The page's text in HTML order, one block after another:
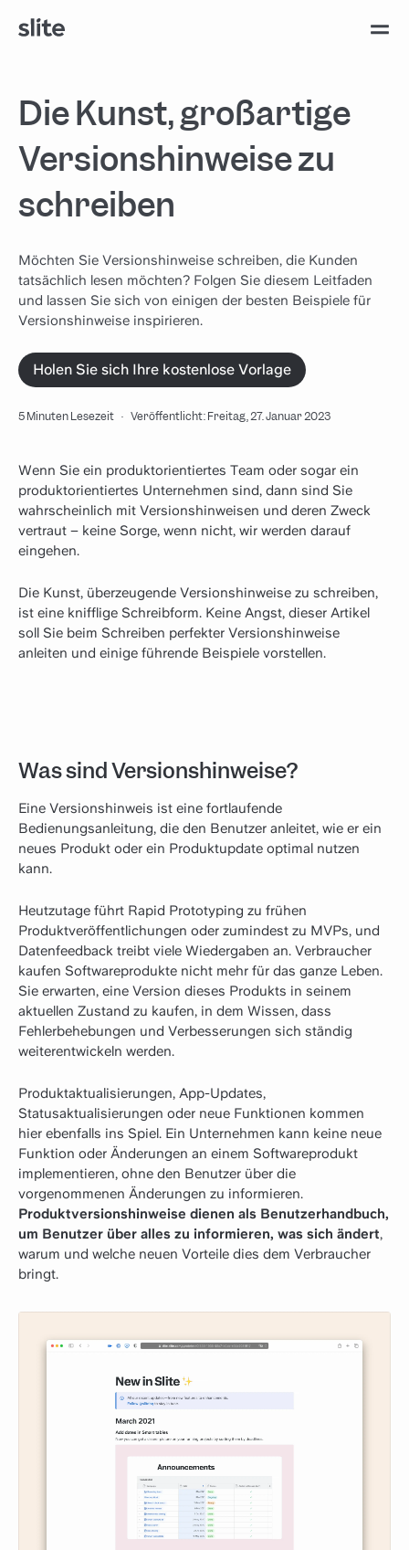
Die Kunst, großartige
Versionshinweise zu
schreiben
Möchten Sie Versionshinweise schreiben, die Kunden
tatsächlich lesen möchten? Folgen Sie diesem Leitfaden
und lassen Sie sich von einigen der besten Beispiele für
Versionshinweise inspirieren.
Holen Sie sich Ihre kostenlose Vorlage
5 Minuten Lesezeit · Veröffentlicht: Freitag, 27. Januar 2023
Wenn Sie ein produktorientiertes Team oder sogar ein
produktorientiertes Unternehmen sind, dann sind Sie
wahrscheinlich mit Versionshinweisen und deren Zweck
vertraut – keine Sorge, wenn nicht, wir werden darauf
eingehen.
Die Kunst, überzeugende Versionshinweise zu schreiben,
ist eine knifflige Schreibform. Keine Angst, dieser Artikel
soll Sie beim Schreiben perfekter Versionshinweise
anleiten und einige führende Beispiele vorstellen.
Was sind Versionshinweise?
Eine Versionshinweis ist eine fortlaufende
Bedienungsanleitung, die den Benutzer anleitet, wie er ein
neues Produkt oder ein Produktupdate optimal nutzen
kann.
Heutzutage führt Rapid Prototyping zu frühen
Produktveröffentlichungen oder zumindest zu MVPs, und
Datenfeedback treibt viele Wiedergaben an. Verbraucher
kaufen Softwareprodukte nicht mehr für das ganze Leben.
Sie erwarten, eine Version dieses Produkts in seinem
aktuellen Zustand zu kaufen, in dem Wissen, dass
Fehlerbehebungen und Verbesserungen sich ständig
weiterentwickeln werden.
Produktaktualisierungen, App-Updates,
Statusaktualisierungen oder neue Funktionen kommen
hier ebenfalls ins Spiel. Ein Unternehmen kann keine neue
Funktion oder Änderungen an einem Softwareprodukt
implementieren, ohne den Benutzer über die
vorgenommenen Änderungen zu informieren.
Produktversionshinweise dienen als Benutzerhandbuch,
um Benutzer über alles zu informieren, was sich ändert,
warum und welche neuen Vorteile dies dem Verbraucher
bringt.